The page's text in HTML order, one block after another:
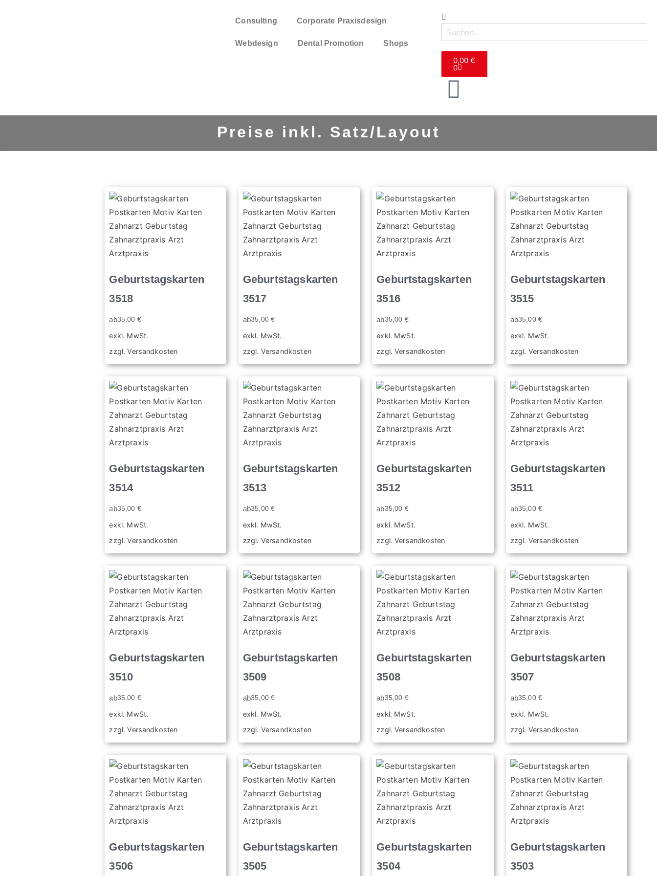
Consulting Corporate Praxisdesign
Webdesign Dental Promotion Shops
0,00€
0
Preise inkl. Satz/Layout
Geburtstagskarten
3518
ab35,00 €
exkl. MwSt.
zzgl.Versandkosten
Geburtstagskarten
3517
ab35,00€
exkl. MwSt.
zzgl. Versandkosten
Geburtstagskarten
3516
ab35,00 €
exkl. MwSt.
zzgl.Versandkosten
Geburtstagskarten
3515
ab35,00 €
exkl. MwSt.
zzgl. Versandkosten
Geburtstagskarten
3514
ab35,00 €
exkl. MwSt.
zzgl.Versandkosten
Geburtstagskarten
3513
ab35,00€
exkl. MwSt.
zzgl. Versandkosten
Geburtstagskarten
3512
ab35,00 €
exkl. MwSt.
zzgl.Versandkosten
Geburtstagskarten
3511
ab35,00 €
exkl. MwSt.
zzgl. Versandkosten
Geburtstagskarten
3510
ab35,00 €
exkl. MwSt.
zzgl.Versandkosten
Geburtstagskarten
3509
ab35,00€
exkl. MwSt.
zzgl. Versandkosten
Geburtstagskarten
3508
ab35,00 €
exkl. MwSt.
zzgl.Versandkosten
Geburtstagskarten
3507
ab35,00 €
exkl. MwSt.
zzgl. Versandkosten
Geburtstagskarten
3506
Geburtstagskarten
3505
Geburtstagskarten
3504
Geburtstagskarten
3503